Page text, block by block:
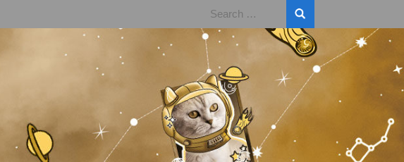
Search
for: